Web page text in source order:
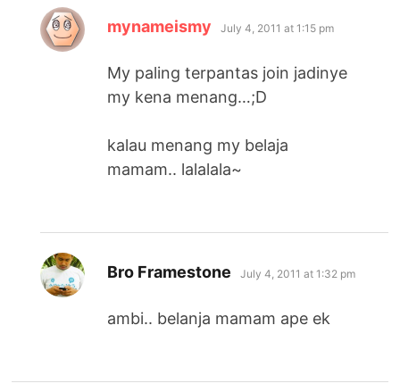
mynameismy says:
July 4, 2011 at 1:15 pm
My paling terpantas join jadinye
my kena menang…;D
kalau menang my belaja
mamam.. lalalala~
Bro Framestone says:
July 4, 2011 at 1:32 pm
ambi.. belanja mamam ape ek